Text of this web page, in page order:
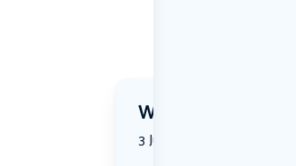
Wanneer?
3 July 2026 | 11:30